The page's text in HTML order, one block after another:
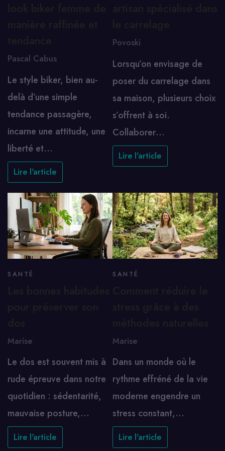
Pascal Cabus
Le style biker, bien au-
delà d’une simple
tendance passagère,
incarne une attitude, une
liberté et…
Lire l'article
Povoski
Lorsqu’on envisage de
poser du carrelage dans
sa maison, plusieurs choix
s’offrent à soi.
Collaborer…
Lire l'article
SANTÉ
Marise
Le dos est souvent mis à
rude épreuve dans notre
quotidien : sédentarité,
mauvaise posture,…
Lire l'article
SANTÉ
Marise
Dans un monde où le
rythme effréné de la vie
moderne engendre un
stress constant,…
Lire l'article